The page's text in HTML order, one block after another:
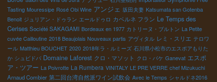
Tasting Mouressipe Rosé Obi Wine アンジェ 坂田夫妻 Katsumata san Gotenba
Benoit ジュリアン・ドゥラン エールドゥロ カベルネ フラン Le Temps des
Cerises Société SAKAGAMI Bordeaux en 1977 カトリーヌ・ブルトン La Petite
cuvée Cailloutine 2018 Beaujolais Nouveaux partis アヴィタル レミ・スリエ テロワ
ール Matthieu BOUCHET 2020 2018年ラ・ルミーズ 石川県小松市のエスポアもりた
か シュビドバ Domaine Laforest クロ・マソット クロ・バケ Ganevat エスポ
ア・ツアー La Poivrotte La Rumbera VINITALY LE PRE VERRE chef Mizukuchi
Arnaud Combier 第二回台湾自然派ワイン試飲会 Avec le Temps シャルドネ2016